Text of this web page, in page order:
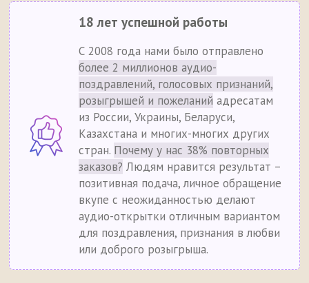
18 лет успешной работы
С 2008 года нами было отправлено
более 2 миллионов аудио-
поздравлений, голосовых признаний,
розыгрышей и пожеланий адресатам
из России, Украины, Беларуси,
Казахстана и многих-многих других
стран. Почему у нас 38% повторных
заказов? Людям нравится результат –
позитивная подача, личное обращение
вкупе с неожиданностью делают
аудио-открытки отличным вариантом
для поздравления, признания в любви
или доброго розыгрыша.